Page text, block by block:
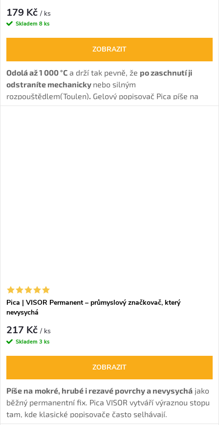
179 Kč/ ks
Skladem 8 ks
ZOBRAZIT
Odolá až 1 000 °C a drží tak pevně, že po zaschnutí ji
odstraníte mechanicky nebo silným
rozpouštědlem(Toulen). Gelový popisovač Pica píše na
kov, plast, sklo i mokré povrchy.
Pica | VISOR Permanent – průmyslový značkovač, který
nevysychá
217 Kč/ ks
Skladem 3 ks
ZOBRAZIT
Píše na mokré, hrubé i rezavé povrchy a nevysychá jako
běžný permanentní fix. Pica VISOR vytváří výraznou stopu
tam, kde klasické popisovače často selhávají.